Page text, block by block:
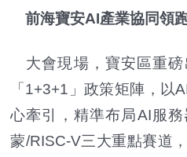
前海寶安AI產業協同領
大會現場，寶安區重磅
「1+3+1」政策矩陣，以
心牽引，精準布局AI服
蒙/RISC-V三大重點賽道